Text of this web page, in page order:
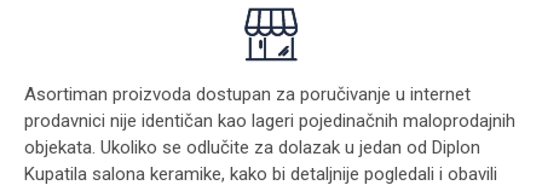
Asortiman proizvoda dostupan za poručivanje u internet
prodavnici nije identičan kao lageri pojedinačnih maloprodajnih
objekata. Ukoliko se odlučite za dolazak u jedan od Diplon
Kupatila salona keramike, kako bi detaljnije pogledali i obavili